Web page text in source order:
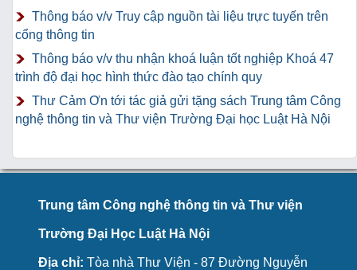
Thông báo v/v Truy cập nguồn tài liệu trực tuyến trên
cổng thông tin
Thông báo v/v thu nhận khoá luận tốt nghiệp Khoá 47
trình độ đại học hình thức đào tạo chính quy
Thư Cảm Ơn tới tác giả gửi tặng sách Trung tâm Công
nghệ thông tin và Thư viện Trường Đại học Luật Hà Nội
Trung tâm Công nghệ thông tin và Thư viện
Trường Đại Học Luật Hà Nội
Địa chỉ: Tòa nhà Thư Viện - 87 Đường Nguyễn